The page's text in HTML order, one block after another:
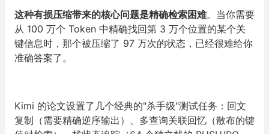
这种有损压缩带来的核心问题是精确检索困难。当你需要
从 100 万个 Token 中精确找回第 3 万个位置的某个关
键信息时，那个被压缩了 97 万次的状态，已经很难给你
准确答案了 。
Kimi 的论文设置了几个经典的"杀手级"测试任务：回文
复制（需要精确逆序输出）、多查询关联回忆（散布的键